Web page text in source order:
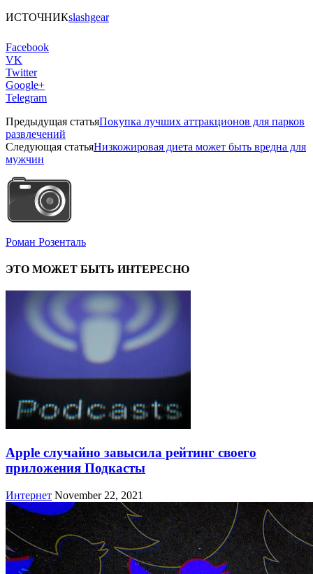
ИСТОЧНИКslashgear
Facebook
VK
Twitter
Google+
Telegram
Предыдущая статьяПокупка лучших аттракционов для парков
развлечений
Следующая статьяНизкожировая диета может быть вредна для
мужчин
Роман Розенталь
ЭТО МОЖЕТ БЫТЬ ИНТЕРЕСНО
Apple случайно завысила рейтинг своего
приложения Подкасты
Интернет November 22, 2021